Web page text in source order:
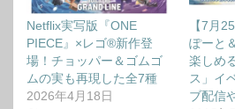
Netflix実写版『ONE
PIECE』×レゴ®新作登
場！チョッパー＆ゴムゴ
ムの実も再現した全7種
2026年4月18日
【7月
ぽーと
楽しめ
ス」イ
ブ配信